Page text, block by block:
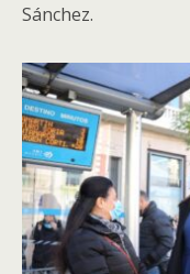
Sánchez.